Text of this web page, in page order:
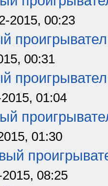
2015, 00:23
00:31
01:04
01:30
08:25